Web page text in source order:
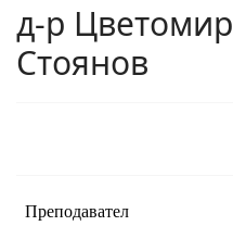
д-р
Стоянов